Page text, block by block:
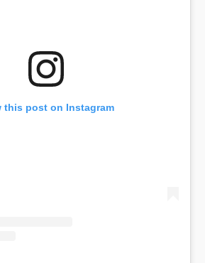
this post on Instagram